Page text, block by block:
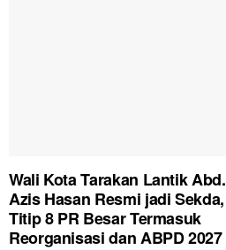
Wali Kota Tarakan Lantik Abd.
Azis Hasan Resmi jadi Sekda,
Titip 8 PR Besar Termasuk
Reorganisasi dan ABPD 2027